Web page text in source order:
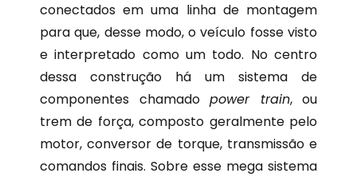
conectados em uma linha de montagem
para que, desse modo, o veículo fosse visto
e interpretado como um todo. No centro
dessa construção há um sistema de
componentes chamado power train, ou
trem de força, composto geralmente pelo
motor, conversor de torque, transmissão e
comandos finais. Sobre esse mega sistema